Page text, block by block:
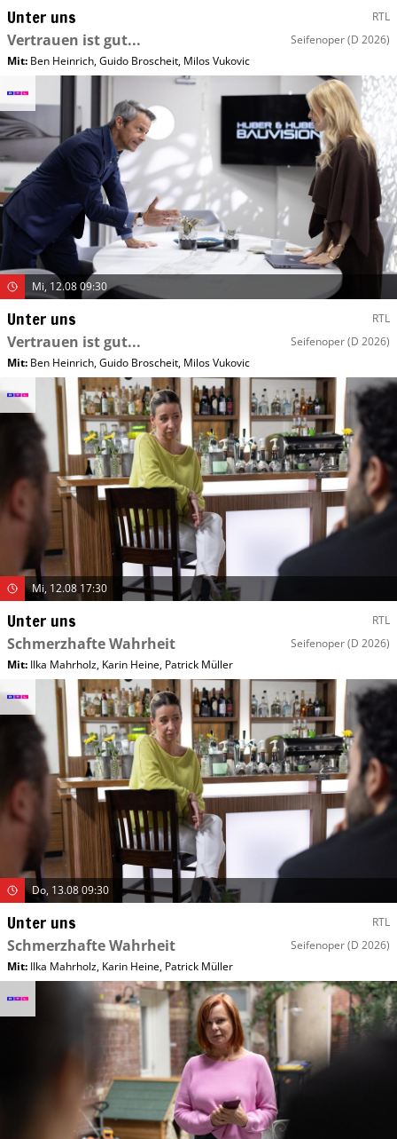
Unter uns RTL
Vertrauen ist gut... Seifenoper(D 2026)
Mit: Ben Heinrich,Guido Broscheit, Milos Vukovic
Mi, 12.08 09:30
Unter uns RTL
Vertrauen ist gut... Seifenoper(D 2026)
Mit: Ben Heinrich,Guido Broscheit, Milos Vukovic
Mi, 12.08 17:30
Unter uns RTL
Schmerzhafte Wahrheit Seifenoper(D 2026)
Mit: Ilka Mahrholz, Karin Heine, Patrick Müller
Do, 13.08 09:30
Unter uns RTL
Schmerzhafte Wahrheit Seifenoper(D 2026)
Mit: Ilka Mahrholz, Karin Heine, Patrick Müller